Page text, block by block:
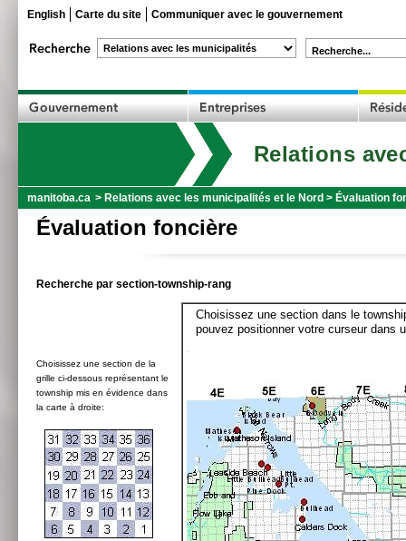
English Carte du site Communiquer avec le gouvernement
Recherche...
Relations
manitoba.ca > Relations avec les municipalités et le Nord > Évaluation
Évaluation foncière
Recherche par section-township-rang
Choisissez une section de la
grille ci-dessous représentant le
township mis en évidence dans
la carte à droite:
Choisissez une section dans le
pouvez positionner votre curseur dans